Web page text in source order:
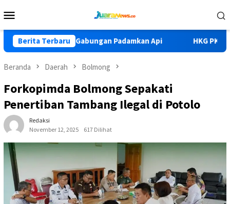
ke
Mobile
Berita Terbaru
II, Tim Gabungan Padamkan Api HKG PKK Ke-54,
Beranda Daerah Bolmong
Forkopimda Bolmong Sepakati
Penertiban Tambang Ilegal di Potolo
Redaksi
November 12, 2025
617 Dilihat